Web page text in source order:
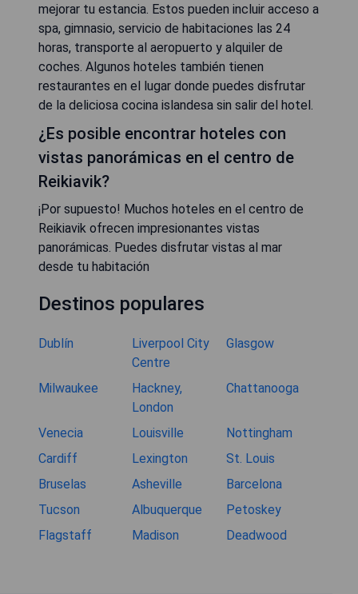
mejorar tu estancia. Estos pueden incluir acceso a
spa, gimnasio, servicio de habitaciones las 24
horas, transporte al aeropuerto y alquiler de
coches. Algunos hoteles también tienen
restaurantes en el lugar donde puedes disfrutar
de la deliciosa cocina islandesa sin salir del hotel.
¿Es posible encontrar hoteles con
vistas panorámicas en el centro de
Reikiavik?
¡Por supuesto! Muchos hoteles en el centro de
Reikiavik ofrecen impresionantes vistas
panorámicas. Puedes disfrutar vistas al mar
desde tu habitación
Destinos populares
Dublín
Liverpool City
Centre
Glasgow
Milwaukee
Hackney,
London
Chattanooga
Venecia Louisville
Nottingham
Cardiff
Lexington
St. Louis
Bruselas
Asheville
Barcelona
Tucson
Albuquerque
Petoskey
Flagstaff
Madison Deadwood